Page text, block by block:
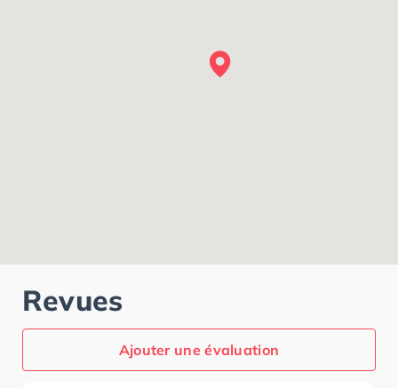
Revues
Ajouter une évaluation